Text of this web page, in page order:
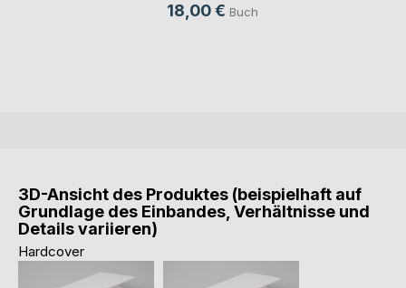
18,00 € Buch
3D-Ansicht des Produktes (beispielhaft auf
Grundlage des Einbandes, Verhältnisse und
Details variieren)
Hardcover